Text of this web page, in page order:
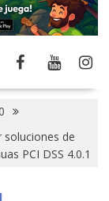
soluciones de
PCI DSS 4.0.1